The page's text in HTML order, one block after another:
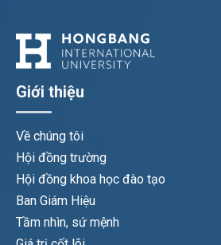
Giới thiệu
Về chúng tôi
Hội đồng trường
Hội đồng khoa học đào tạo
Ban Giám Hiệu
Tầm nhìn, sứ mệnh